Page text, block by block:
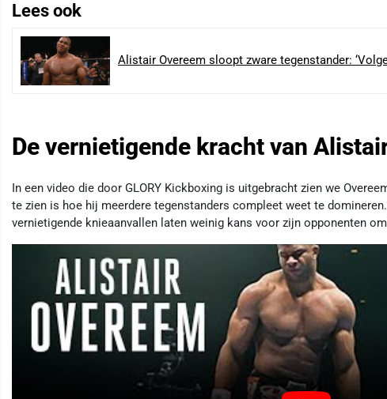
Lees ook
Alistair Overeem sloopt zware tegenstander:
De vernietigende kracht van
In een video die door GLORY Kickboxing is uitgebracht zien we
te zien is hoe hij meerdere tegenstanders compleet weet te
vernietigende knieaanvallen laten weinig kans voor zijn opponenten